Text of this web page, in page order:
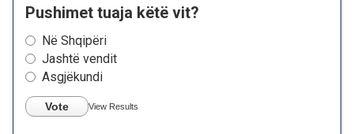
Pushimet tuaja këtë vit?
Në Shqipëri
Jashtë vendit
Asgjëkundi
Vote View Results